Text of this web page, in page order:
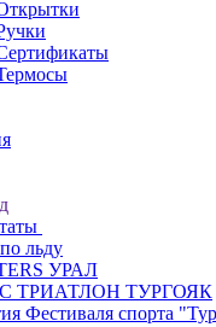
льду
УРАЛ
ТРИАТЛОН ТУРГОЯК
Фестиваля спорта